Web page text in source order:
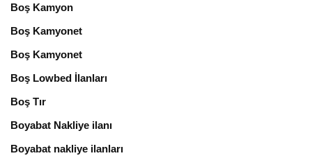
Boş Kamyon
Boş Kamyonet
Boş Kamyonet
Boş Lowbed İlanları
Boş Tır
Boyabat Nakliye ilanı
Boyabat nakliye ilanları